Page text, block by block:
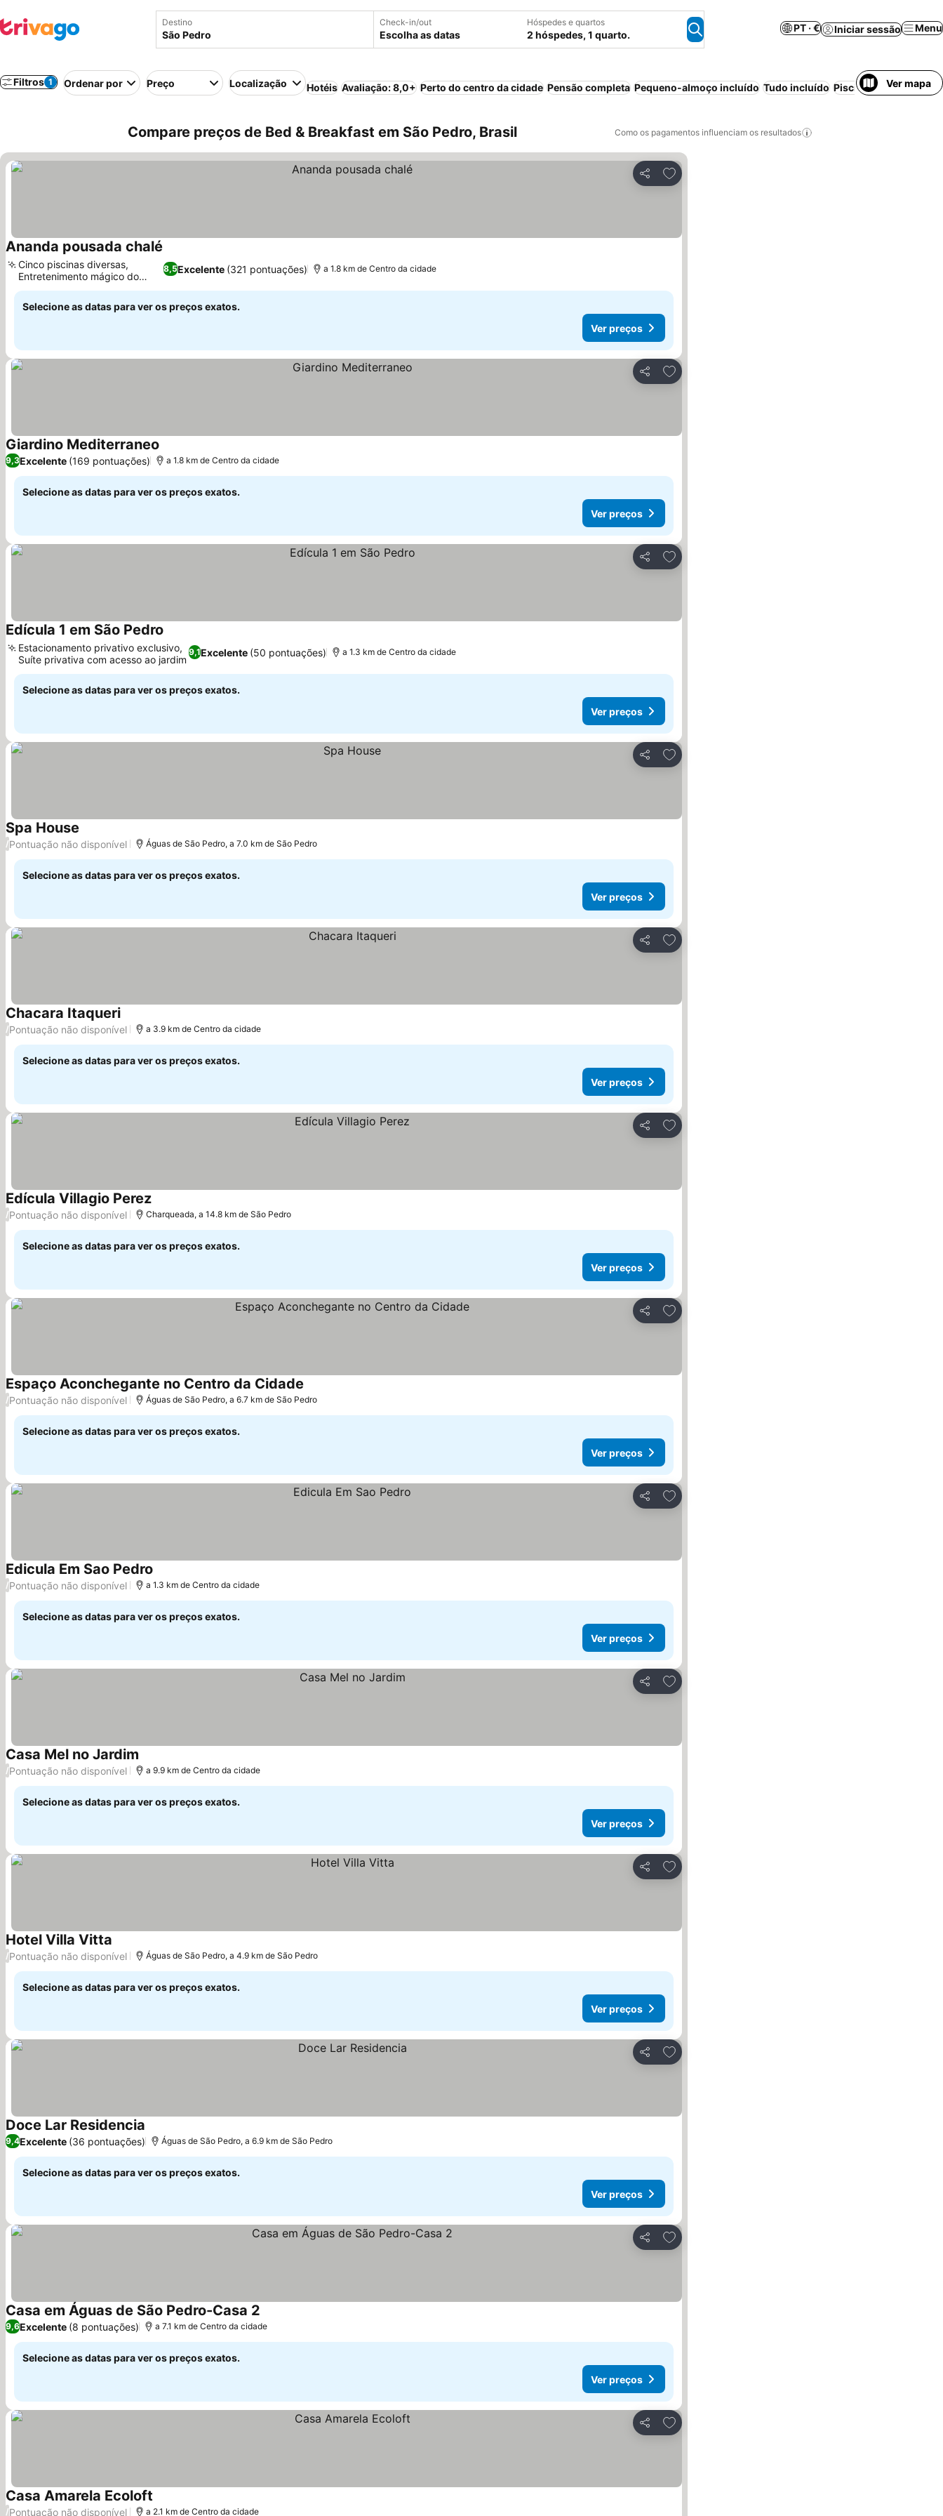
Destino Check-in/out
Escolha as datas
Hóspedes e quartos
2 hóspedes, 1 quarto.
PT · € Iniciar sessão Menu
Filtros 1 Ordenar por Preço Localização Hotéis Avaliação: 8,0+ Perto do centro da cidade Pensão completa Pequeno-almoço incluído Tudo incluído Piscina Meia-pensão
Ver mapa
Compare preços de Bed & Breakfast em São Pedro, Brasil Como os pagamentos influenciam os resultados
Partilhar
Adicionar aos favoritos
Ananda pousada chalé
8,5Excelente (321 pontuações)
Cinco piscinas diversas,
Entretenimento mágico do
gerente
a 1.8 km de Centro da cidade
Selecione as datas para ver os preços exatos.
Ver preços
Partilhar
Adicionar aos favoritos
Giardino MediterraneoVer preços
9,3Excelente (169 pontuações) a 1.8 km de Centro da cidade
Selecione as datas para ver os preços exatos.
Ver preços
Partilhar
Adicionar aos favoritos
Edícula 1 em São Pedro
9,1Excelente (50 pontuações)
Estacionamento privativo exclusivo,
Suíte privativa com acesso ao jardim
a 1.3 km de Centro da cidade
Selecione as datas para ver os preços exatos.
Ver preços
Partilhar
Adicionar aos favoritos
Spa House
/Pontuação não disponível Águas de São Pedro, a 7.0 km de São Pedro
Selecione as datas para ver os preços exatos.
Ver preços
Partilhar
Adicionar aos favoritos
Chacara ItaqueriVer preços
/Pontuação não disponível a 3.9 km de Centro da cidade
Selecione as datas para ver os preços exatos.
Ver preços
Partilhar
Adicionar aos favoritos
Edícula Villagio PerezVer preços
/Pontuação não disponível Charqueada, a 14.8 km de São Pedro
Selecione as datas para ver os preços exatos.
Ver preços
Partilhar
Adicionar aos favoritos
Espaço Aconchegante no Centro da Cidade
/Pontuação não disponível Águas de São Pedro, a 6.7 km de São Pedro
Selecione as datas para ver os preços exatos.
Ver preços
Partilhar
Adicionar aos favoritos
Edicula Em Sao Pedro
/Pontuação não disponível a 1.3 km de Centro da cidade
Selecione as datas para ver os preços exatos.
Ver preços
Partilhar
Adicionar aos favoritos
Casa Mel no JardimVer preços
/Pontuação não disponível a 9.9 km de Centro da cidade
Selecione as datas para ver os preços exatos.
Ver preços
Partilhar
Adicionar aos favoritos
Hotel Villa Vitta Ver preços
/Pontuação não disponível Águas de São Pedro, a 4.9 km de São Pedro
Selecione as datas para ver os preços exatos.
Ver preços
Partilhar
Adicionar aos favoritos
Doce Lar Residencia Ver preços
9,4Excelente (36 pontuações) Águas de São Pedro, a 6.9 km de São Pedro
Selecione as datas para ver os preços exatos.
Ver preços
Partilhar
Adicionar aos favoritos
Casa em Águas de São Pedro-Casa 2
9,6Excelente (8 pontuações) a 7.1 km de Centro da cidade
Selecione as datas para ver os preços exatos.
Ver preços
Partilhar
Adicionar aos favoritos
Casa Amarela Ecoloft
/Pontuação não disponível a 2.1 km de Centro da cidade